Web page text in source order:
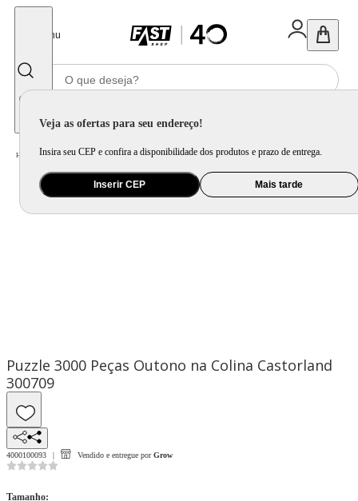
Menu
Veja as ofertas para seu endereço!
Insira seu CEP e confira a disponibilidade dos produtos e prazo de entrega.
Inserir CEP Mais tarde
Home Brinquedo e Colecionável / Jogo e Quebra-Cabeça
Puzzle 3000 Peças Outono na Colina Castorland
300709
4000100093 Vendido e entregue por Grow
Tamanho: